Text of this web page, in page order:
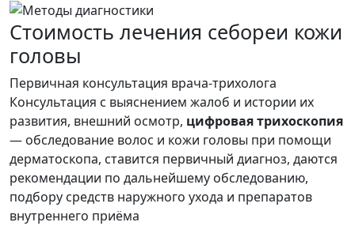
Стоимость лечения себореи кожи
головы
Первичная консультация врача-трихолога
Консультация с выяснением жалоб и истории их
развития, внешний осмотр, цифровая трихоскопия
— обследование волос и кожи головы при помощи
дерматоскопа, ставится первичный диагноз, даются
рекомендации по дальнейшему обследованию,
подбору средств наружного ухода и препаратов
внутреннего приёма